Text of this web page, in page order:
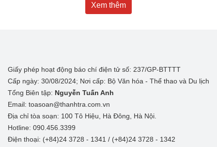
Xem thêm
Giấy phép hoạt động báo chí điện tử số: 237/GP-BTTTT
Cấp ngày: 30/08/2024; Nơi cấp: Bộ Văn hóa - Thể thao và Du lịch
Tổng Biên tập: Nguyễn Tuấn Anh
Email: toasoan@thanhtra.com.vn
Địa chỉ tòa soạn: 100 Tô Hiệu, Hà Đông, Hà Nội.
Hotline: 090.456.3399
Điện thoại: (+84)24 3728 - 1341 / (+84)24 3728 - 1342